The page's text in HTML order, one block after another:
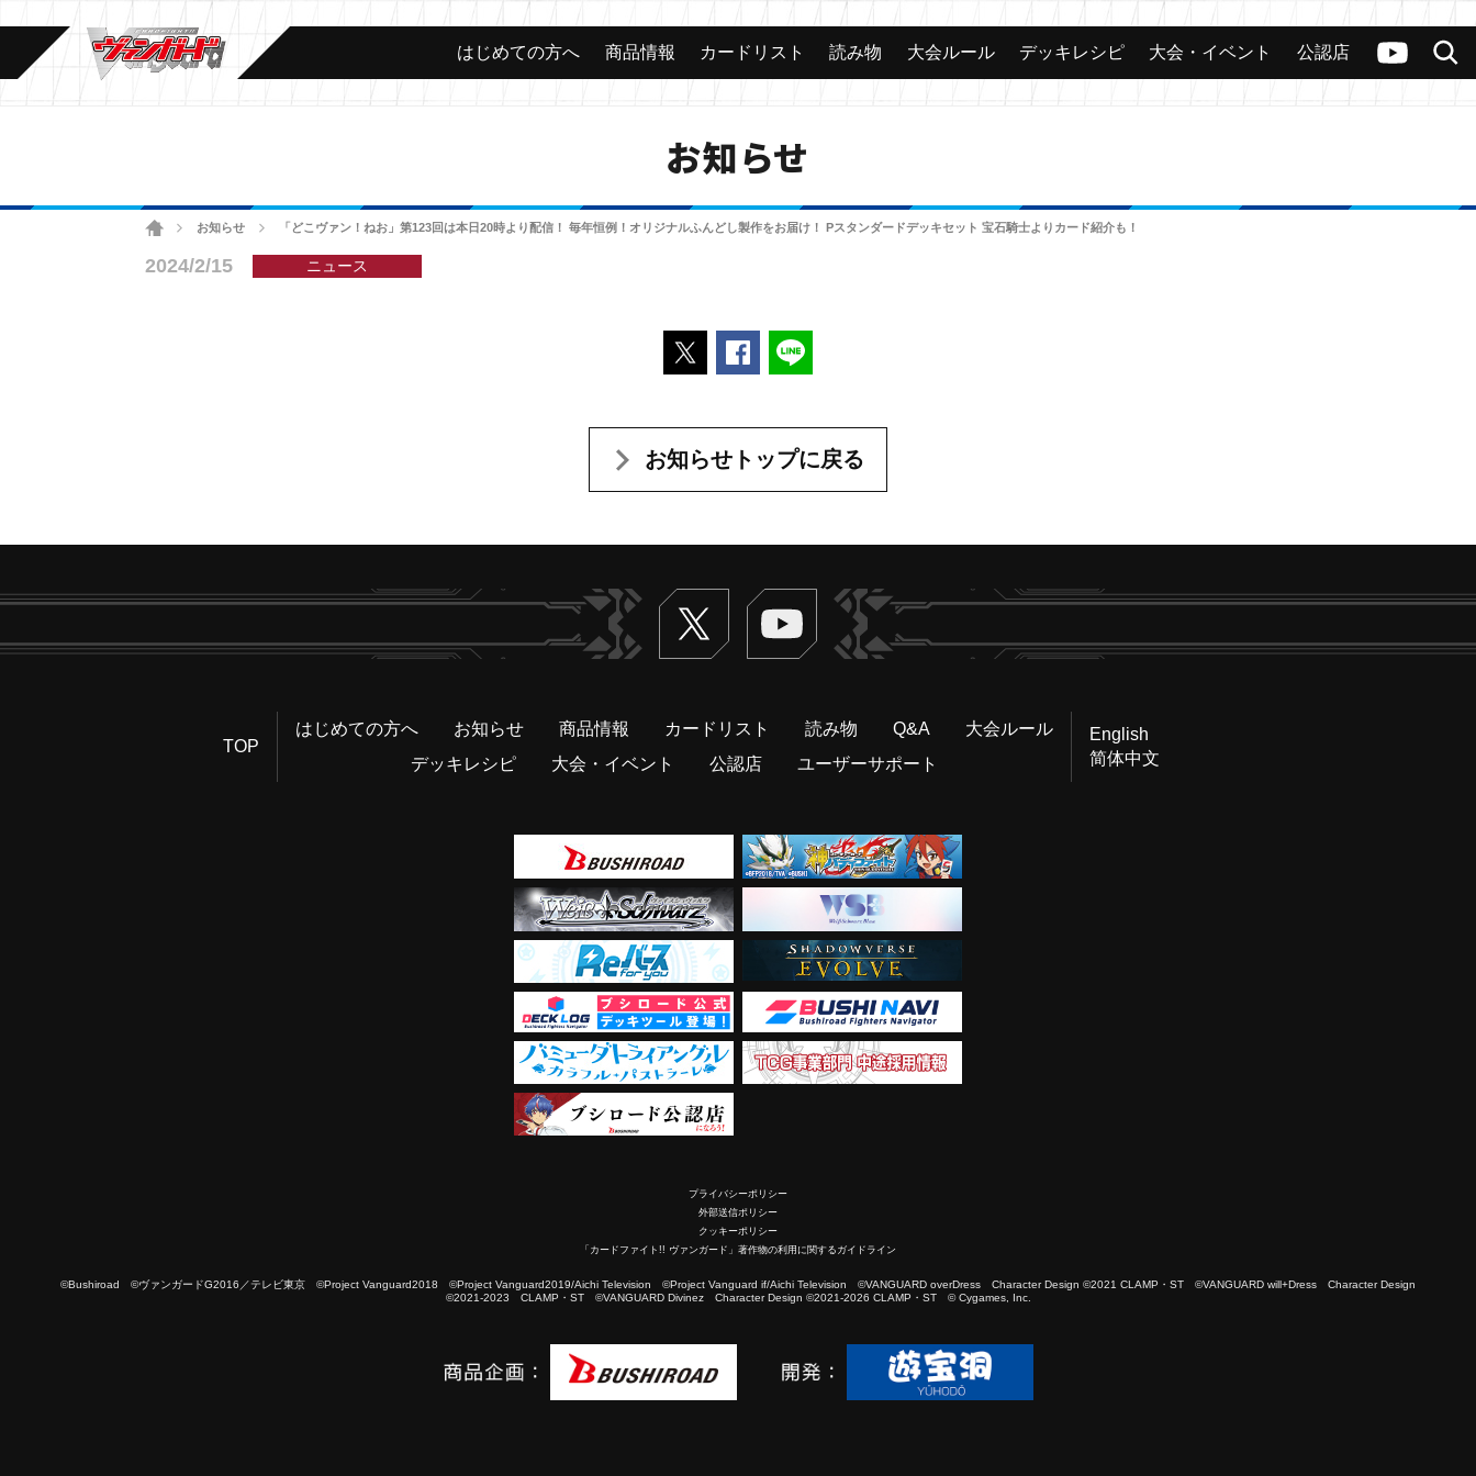
ヴァンガードch
検索
カード 大会 公認店舗 その他
はじめての方へ 商品情報 カードリスト 読み物 大会ルール デッキレシピ 大会・イベント 公認店
お知らせ
ホームお知らせ 「どこヴァン！ねお」第123回は本日20時より配信！ 毎年恒例！オリジナルふんどし製作をお届け！ Pスタンダードデッキセット 宝石騎士よりカード紹介も！
2024/2/15 ニュース
ポストするFacebookでシェアする
お知らせトップに戻る
Twitter ヴァンガードch
TOP
はじめての方へ お知らせ 商品情報 カードリスト 読み物 Q&A
大会ルール
デッキレシピ
大会・イベント 公認店 ユーザーサポート
English
简体中文
プライバシーポリシー
外部送信ポリシー
クッキーポリシー
「カードファイト!! ヴァンガード」著作物の利用に関するガイドライン
©Bushiroad ©ヴァンガードG2016／テレビ東京 ©Project Vanguard2018 ©Project Vanguard2019/Aichi Television ©Project Vanguard if/Aichi Television ©VANGUARD overDress Character Design ©2021 CLAMP・ST ©VANGUARD will+Dress Character Design
©2021-2023 CLAMP・ST ©VANGUARD Divinez Character Design ©2021-2026 CLAMP・ST © Cygames, Inc.